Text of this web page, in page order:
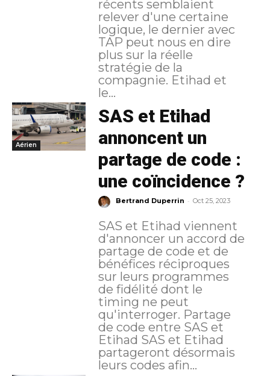
récents semblaient
relever d'une certaine
logique, le dernier avec
TAP peut nous en dire
plus sur la réelle
stratégie de la
compagnie. Etihad et
le...
Aérien
SAS et Etihad
annoncent un
partage de code :
une coïncidence ?
Bertrand Duperrin - Oct 25, 2023
SAS et Etihad viennent
d'annoncer un accord de
partage de code et de
bénéfices réciproques
sur leurs programmes
de fidélité dont le
timing ne peut
qu'interroger. Partage
de code entre SAS et
Etihad SAS et Etihad
partageront désormais
leurs codes afin...